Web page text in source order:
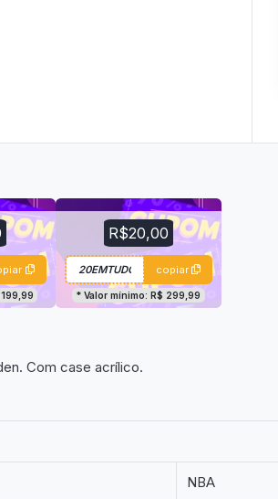
R$20,00
copiar
* Valor mínimo: R$ 299,99
Com case acrílico.
NBA